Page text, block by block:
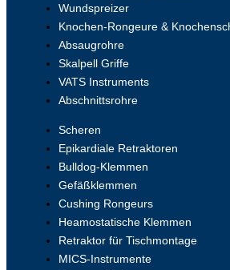
Wundspreizer
Knochen-Rongeure &
Absaugrohre
Skalpell Griffe
VATS Instruments
Abschnittsrohre
Scheren
Epikardiale Retraktoren
Bulldog-Klemmen
Gefäßklemmen
Cushing Rongeurs
Heamostatische Klemmen
Retraktor für Tischmontage
MICS-Instrumente